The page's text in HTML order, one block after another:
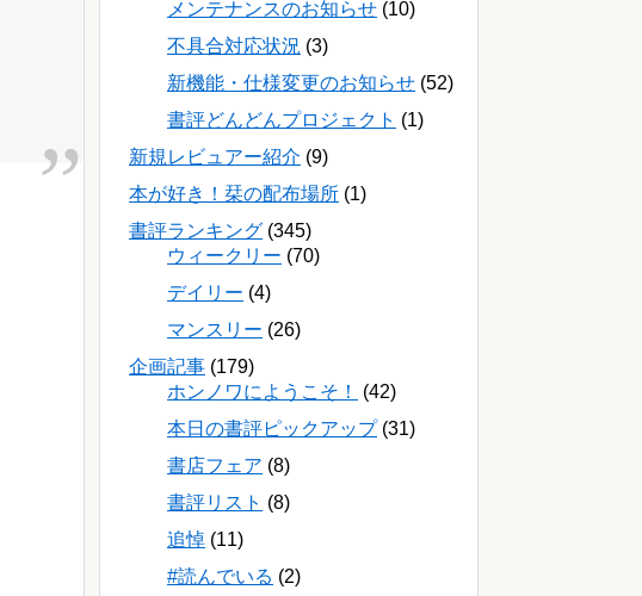
メンテナンスのお知らせ (10)
不具合対応状況 (3)
新機能・仕様変更のお知らせ (52)
書評どんどんプロジェクト (1)
新規レビュアー紹介 (9)
本が好き！栞の配布場所 (1)
書評ランキング (345)
ウィークリー (70)
デイリー (4)
マンスリー (26)
企画記事 (179)
ホンノワにようこそ！
(42)
本日の書評ピックアップ(31)
書店フェア (8)
書評リスト (8)
追悼 (11)
#読んでいる (2)